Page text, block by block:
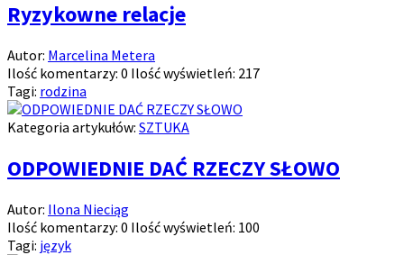
Ryzykowne relacje
Autor: Marcelina Metera
Ilość komentarzy: 0 Ilość wyświetleń: 217
Tagi: rodzina
Kategoria artykułów: SZTUKA
ODPOWIEDNIE DAĆ RZECZY SŁOWO
Autor: Ilona Nieciąg
Ilość komentarzy: 0 Ilość wyświetleń: 100
Tagi: język